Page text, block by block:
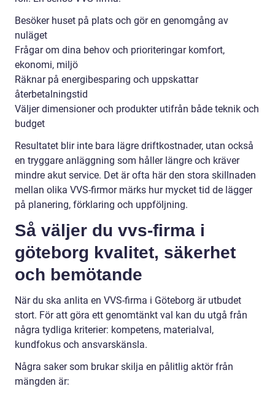
Besöker huset på plats och gör en genomgång av
nuläget
Frågar om dina behov och prioriteringar komfort,
ekonomi, miljö
Räknar på energibesparing och uppskattar
återbetalningstid
Väljer dimensioner och produkter utifrån både teknik och
budget
Resultatet blir inte bara lägre driftkostnader, utan också
en tryggare anläggning som håller längre och kräver
mindre akut service. Det är ofta här den stora skillnaden
mellan olika VVS-firmor märks hur mycket tid de lägger
på planering, förklaring och uppföljning.
Så väljer du vvs-firma i
göteborg kvalitet, säkerhet
och bemötande
När du ska anlita en VVS-firma i Göteborg är utbudet
stort. För att göra ett genomtänkt val kan du utgå från
några tydliga kriterier: kompetens, materialval,
kundfokus och ansvarskänsla.
Några saker som brukar skilja en pålitlig aktör från
mängden är: